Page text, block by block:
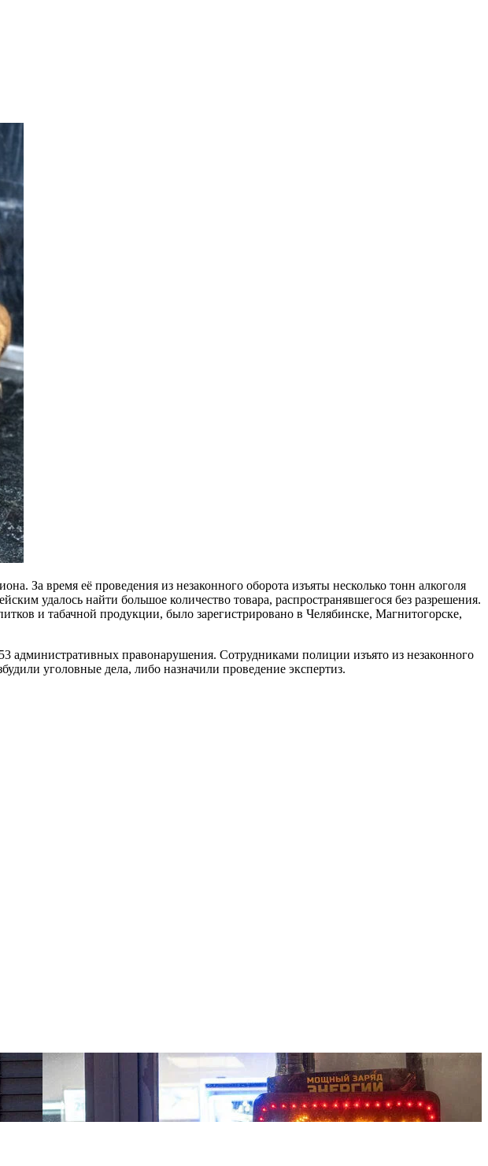
За время её проведения из незаконного оборота изъяты несколько тонн алкоголя
удалось найти большое количество товара, распространявшегося без разрешения.
и табачной продукции, было зарегистрировано в Челябинске, Магнитогорске,
административных правонарушения. Сотрудниками полиции изъято из незаконного
уголовные дела, либо назначили проведение экспертиз.